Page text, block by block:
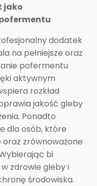
jako
dodatek
na pełniejsze oraz
pofermentu
aktywnym
rozkład
jakość gleby
Ponadto
dla osób, które
zrównoważone
bi
zdrowie gleby i
środowiska.